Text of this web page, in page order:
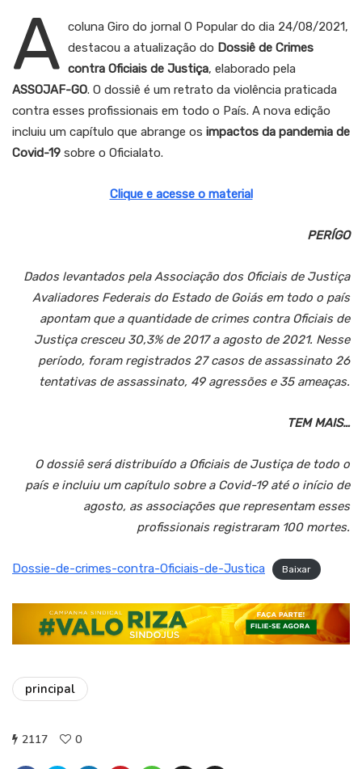
A coluna Giro do jornal O Popular do dia 24/08/2021,
destacou a atualização do Dossiê de Crimes
contra Oficiais de Justiça, elaborado pela
ASSOJAF-GO. O dossiê é um retrato da violência praticada
contra esses profissionais em todo o País. A nova edição
incluiu um capítulo que abrange os impactos da pandemia de
Covid-19 sobre o Oficialato.
Clique e acesse o material
PERÍGO
Dados levantados pela Associação dos Oficiais de Justiça
Avaliadores Federais do Estado de Goiás em todo o país
apontam que a quantidade de crimes contra Oficiais de
Justiça cresceu 30,3% de 2017 a agosto de 2021. Nesse
período, foram registrados 27 casos de assassinato 26
tentativas de assassinato, 49 agressões e 35 ameaças.
TEM MAIS…
O dossiê será distribuído a Oficiais de Justiça de todo o
país e incluiu um capítulo sobre a Covid-19 até o início de
agosto, as associações que representam esses
profissionais registraram 100 mortes.
Dossie-de-crimes-contra-Oficiais-de-Justica Baixar
principal
2117 0